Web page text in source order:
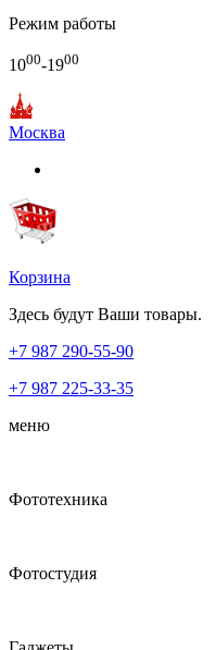
Режим работы
1000-1900
Москва
Корзина
Здесь будут Ваши товары.
+7 987 290-55-90
+7 987 225-33-35
меню
Фототехника
Фотостудия